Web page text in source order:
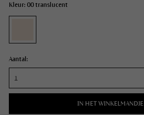
Kleur: 00 translucent
Aantal:
IN HET WINKELMANDJE